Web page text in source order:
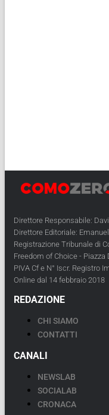
Direttore Responsabile:
Direttore Editoriale:
Registrazione Tribunale di
Freedom of Choice -
PIVA Cf e N° Iscr. Registro
Online dal 14 febbraio 2018
REDAZIONE
CHI SIAMO
CONTATTI
CANALI
NEWSLAB
SOCIALAB
CRONACA